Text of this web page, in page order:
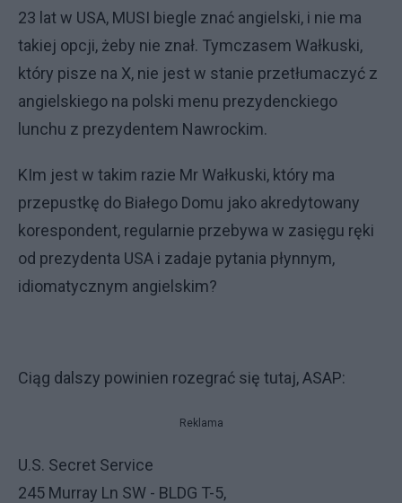
23 lat w USA, MUSI biegle znać angielski, i nie ma
takiej opcji, żeby nie znał. Tymczasem Wałkuski,
który pisze na X, nie jest w stanie przetłumaczyć z
angielskiego na polski menu prezydenckiego
lunchu z prezydentem Nawrockim.
KIm jest w takim razie Mr Wałkuski, który ma
przepustkę do Białego Domu jako akredytowany
korespondent, regularnie przebywa w zasięgu ręki
od prezydenta USA i zadaje pytania płynnym,
idiomatycznym angielskim?
Ciąg dalszy powinien rozegrać się tutaj, ASAP:
Reklama
U.S. Secret Service
245 Murray Ln SW - BLDG T-5,